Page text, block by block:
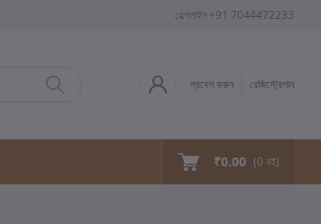
হেল্পলাইন +91 7044472233
প্রবেশ করুন রেজিস্ট্রেশান
₹0.00 (0 বই)